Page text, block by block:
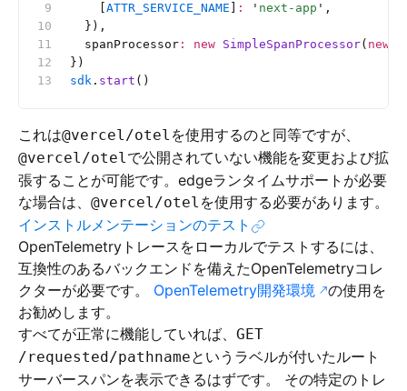
ATTR_SERVICE_NAME : ' next-app ' ,
  }),
  spanProcessor
: new SimpleSpanProcessor( new
})
sdk . start ()
これは@vercel/otel を使用するのと同等ですが、
@vercel/otelで公開されていない機能を変更および拡
張することが可能です。edgeランタイムサポートが必要
な場合は、 @vercel/otel を使用する必要があります。
インストルメンテーションのテスト
OpenTelemetryトレースをローカルでテストするには、
互換性のあるバックエンドを備えたOpenTelemetryコレ
クターが必要です。 OpenTelemetry開発環境
の使用を
お勧めします。
すべてが正常に機能していれば、 GET
/requested/pathnameというラベルが付いたルート
サーバースパンを表示できるはずです。 その特定のトレ